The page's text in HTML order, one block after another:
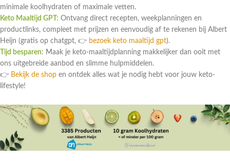
minimale koolhydraten of maximale vetten.
Keto Maaltijd GPT: Ontvang direct recepten, weekplanningen en
productlinks, compleet met prijzen en eenvoudig af te rekenen bij Albert
Heijn (gratis op chatgpt, 👉 bezoek keto maaltijd gpt).
Tijd besparen: Maak je keto-maaltijdplanning makkelijker dan ooit met
ons uitgebreide aanbod en slimme hulpmiddelen.
👉 Bekijk de shop en ontdek alles wat je nodig hebt voor jouw keto-
lifestyle!